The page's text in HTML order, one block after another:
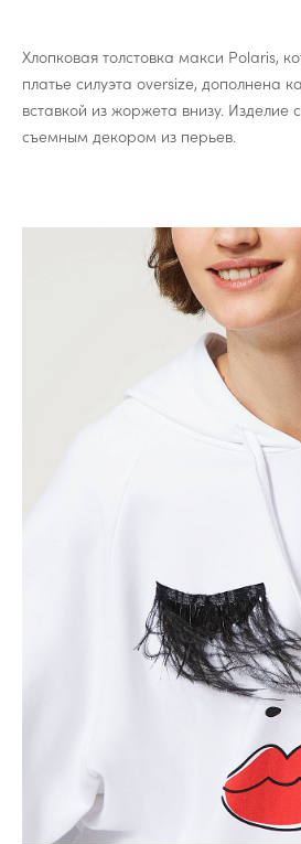
Хлопковая толстовка макси Polaris,
платье силуэта oversize, дополнена
вставкой из жоржета внизу.
съемным декором из перьев.